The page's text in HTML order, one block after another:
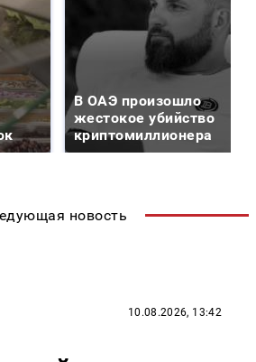
В ОАЭ произошло
жестокое убийство
криптомиллионера
новость
10.08.2026, 13:42